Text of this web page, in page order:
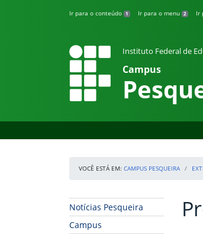
Ir para o conteúdo 1 Ir para o menu 2 Ir
Instituto Federal de
Campus
VOCÊ ESTÁ EM: CAMPUS PESQUEIRA
Início da navegação
Notícias Pesqueira
Campus